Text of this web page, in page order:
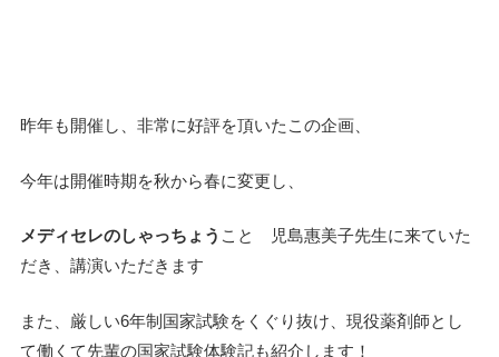
昨年も開催し、非常に好評を頂いたこの企画、
今年は開催時期を秋から春に変更し、
メディセレのしゃっちょう こと 児島惠美子先生に来ていた
だき、講演いただきます
また、厳しい6年制国家試験をくぐり抜け、現役薬剤師とし
て働くて先輩の国家試験体験記も紹介します！